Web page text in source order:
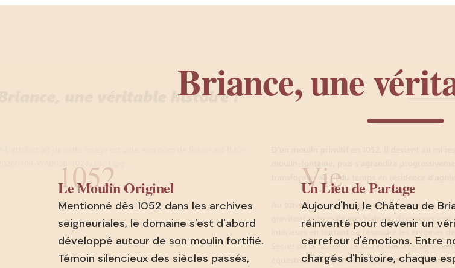
Briance, une
1052
Le Moulin Originel
Mentionné dès 1052 dans les archives
seigneuriales, le domaine s'est d'abord
développé autour de son moulin fortifié.
Témoin silencieux des siècles passés,
Vie
Un Lieu de Partage
Aujourd'hui, le Château de
réinventé pour devenir un
carrefour d'émotions. Entre
chargés d'histoire, chaque